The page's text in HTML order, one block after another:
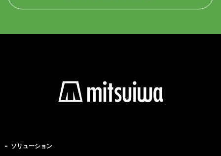
ソリューション